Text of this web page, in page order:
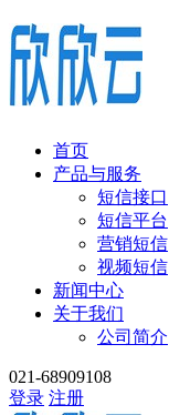
首页
产品与服务
短信接口
短信平台
营销短信
视频短信
新闻中心
关于我们
公司简介
021-68909108
登录 注册